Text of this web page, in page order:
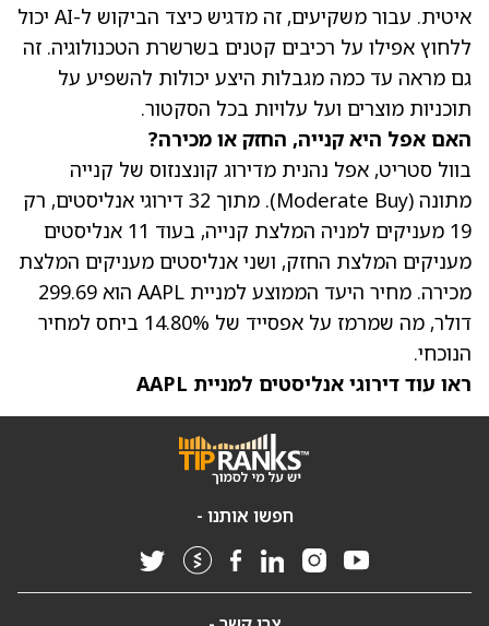
איטית. עבור משקיעים, זה מדגיש כיצד הביקוש ל-AI יכול
ללחוץ אפילו על רכיבים קטנים בשרשרת הטכנולוגיה. זה
גם מראה עד כמה מגבלות היצע יכולות להשפיע על
תוכניות מוצרים ועל עלויות בכל הסקטור.
האם אפל היא קנייה, החזק או מכירה?
בוול סטריט, אפל נהנית מדירוג קונצנזוס של קנייה
מתונה (Moderate Buy). מתוך 32 דירוגי אנליסטים, רק
19 מעניקים למניה המלצת קנייה, בעוד 11 אנליסטים
מעניקים המלצת החזק, ושני אנליסטים מעניקים המלצת
מכירה.
מחיר היעד הממוצע למניית AAPL הוא 299.69
דולר
, מה שמרמז על אפסייד של 14.80% ביחס למחיר
הנוכחי.
ראו עוד דירוגי אנליסטים למניית AAPL
חפשו אותנו -